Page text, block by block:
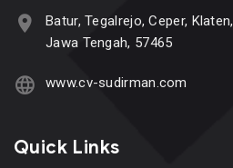
Batur, Tegalrejo, Ceper, Klaten,
Jawa Tengah, 57465
www.cv-sudirman.com
Quick Links